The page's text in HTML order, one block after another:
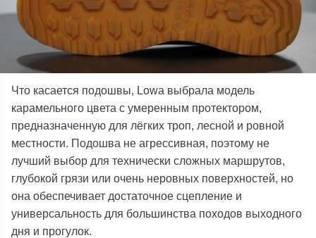
Что касается подошвы, Lowa выбрала модель
карамельного цветас умеренным протектором,
предназначенную для лёгких троп, лесной и ровной
местности. Подошва не агрессивная, поэтому не
лучший выбор для технически сложных маршрутов,
глубокой грязи или очень неровных поверхностей, но
она обеспечивает достаточное сцепление и
универсальность для большинства походов выходного
дня и прогулок.